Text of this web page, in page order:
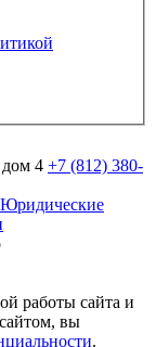
дом 4 +7 (812) 380-
Юридические
работы сайта и
вы
.